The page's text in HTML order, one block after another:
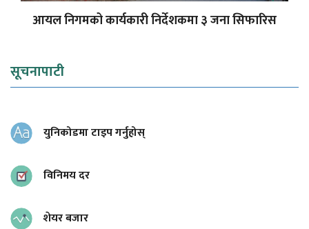
आयल निगमको कार्यकारी निर्देशकमा ३ जना सिफारिस
सूचनापाटी
युनिकोडमा टाइप गर्नुहोस्
विनिमय दर
शेयर बजार